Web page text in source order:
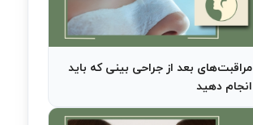
مراقبت‌های بعد از جراحی بینی که باید
انجام دهید